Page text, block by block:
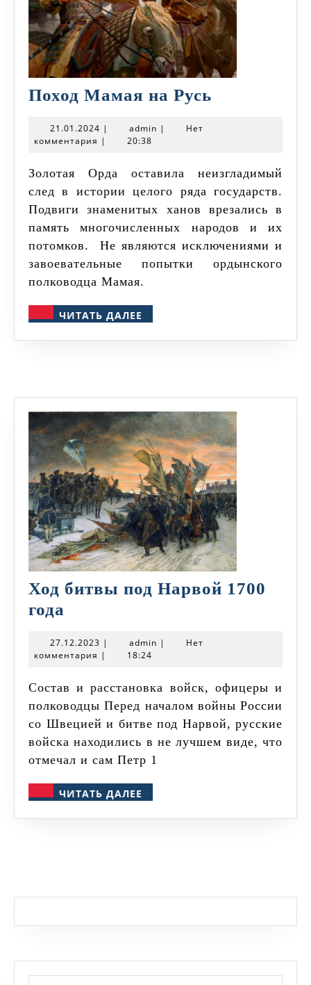
Поход Мамая на Русь
21.01.2024 21.01.2024
| admin admin
|
Нет
комментария | 20:38
Золотая Орда оставила неизгладимый
след в истории целого ряда государств.
Подвиги знаменитых ханов врезались в
память многочисленных народов и их
потомков. Не являются исключениями и
завоевательные попытки ордынского
полководца Мамая.
ЧИТАТЬ ДАЛЕЕ
ДАЛЕЕ
Ход битвы под Нарвой 1700
года
под
1700
года
27.12.2023 27.12.2023
| admin admin
|
Нет
комментария | 18:24
Состав и расстановка войск, офицеры и
полководцы Перед началом войны России
со Швецией и битве под Нарвой, русские
войска находились в не лучшем виде, что
отмечал и сам Петр 1
ЧИТАТЬ ДАЛЕЕ
ДАЛЕЕ